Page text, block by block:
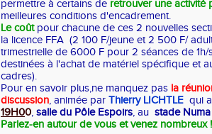
permettre à certains de retrouver une activité
meilleures conditions d'encadrement.
Le coût pour chacune de ces 2 nouvelles
la licence FFA (2 100 F/jeune et 2 500 F/
trimestrielle de 6000 F pour 2 séances de 1h/
destinées à l'achat de matériel spécifique et
cadres).
Pour en savoir plus,ne manquez pas la
discussion, animée par Thierry LICHTLE qui
19H00, salle du Pôle Espoirs, au stade
Parlez-en autour de vous et venez nombreux !